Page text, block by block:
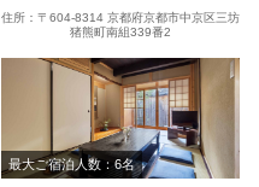
住所：〒604-8314 京都府京都市中京区三坊
猪熊町南組339番2
最大ご宿泊人数：6名